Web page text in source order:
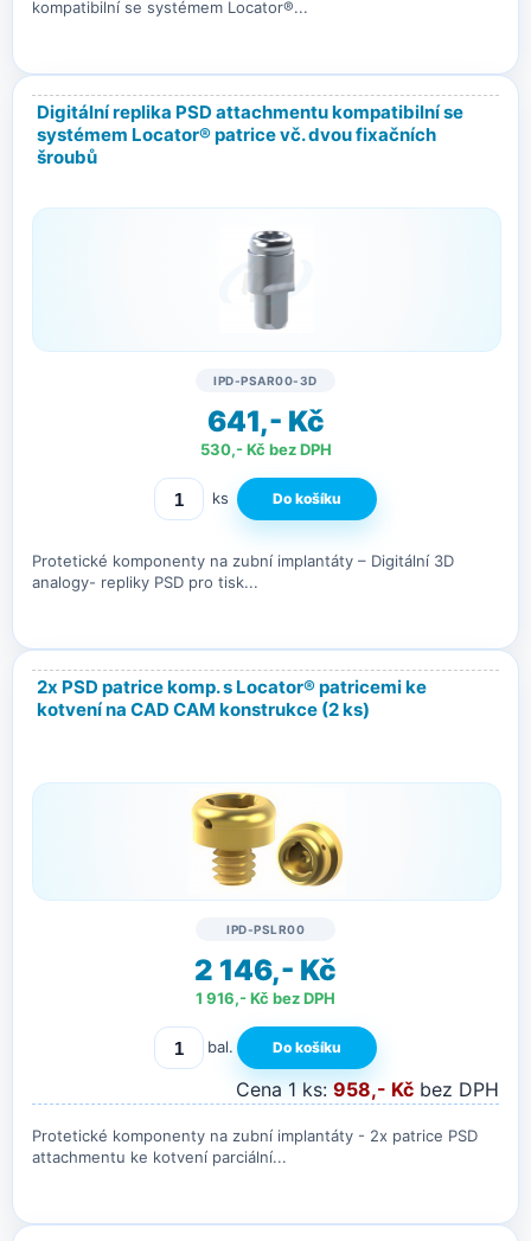
kompatibilní se systémem Locator®...
Digitální replika PSD attachmentu kompatibilní se
systémem Locator® patrice vč. dvou fixačních
šroubů
IPD-PSAR00-3D
641,- Kč
530,- Kč bez DPH
ks
Protetické komponenty na zubní implantáty – Digitální 3D
analogy- repliky PSD pro tisk...
2x PSD patrice komp. s Locator® patricemi ke
kotvení na CAD CAM konstrukce (2 ks)
IPD-PSLR00
2 146,- Kč
1 916,- Kč bez DPH
bal.
Cena 1 ks: 958,- Kč bez DPH
Protetické komponenty na zubní implantáty - 2x patrice PSD
attachmentu ke kotvení parciální...